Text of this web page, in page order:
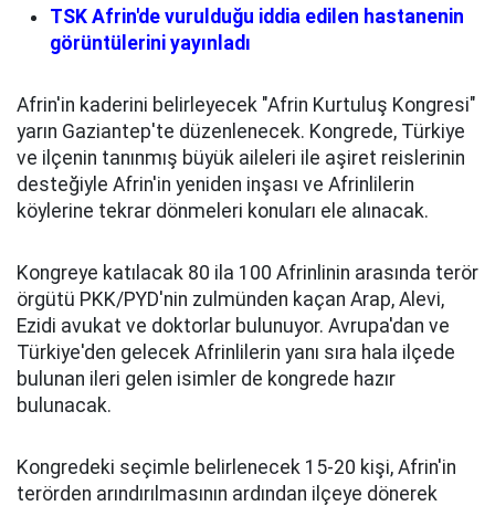
TSK Afrin'de vurulduğu iddia edilen hastanenin
görüntülerini yayınladı
Afrin'in kaderini belirleyecek "Afrin Kurtuluş Kongresi"
yarın Gaziantep'te düzenlenecek. Kongrede, Türkiye
ve ilçenin tanınmış büyük aileleri ile aşiret reislerinin
desteğiyle Afrin'in yeniden inşası ve Afrinlilerin
köylerine tekrar dönmeleri konuları ele alınacak.
Kongreye katılacak 80 ila 100 Afrinlinin arasında terör
örgütü PKK/PYD'nin zulmünden kaçan Arap, Alevi,
Ezidi avukat ve doktorlar bulunuyor. Avrupa'dan ve
Türkiye'den gelecek Afrinlilerin yanı sıra hala ilçede
bulunan ileri gelen isimler de kongrede hazır
bulunacak.
Kongredeki seçimle belirlenecek 15-20 kişi, Afrin'in
terörden arındırılmasının ardından ilçeye dönerek